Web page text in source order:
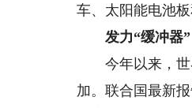
车、太阳能电池
发力“缓冲器”
今年以来，世
加。联合国最新